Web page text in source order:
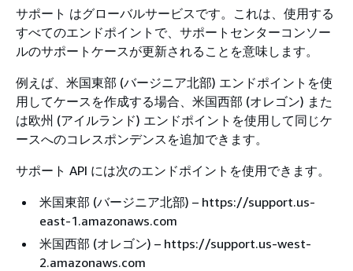
サポート はグローバルサービスです。これは、使用する
すべてのエンドポイントで、サポートセンターコンソー
ルのサポートケースが更新されることを意味します。
例えば、米国東部 (バージニア北部) エンドポイントを使
用してケースを作成する場合、米国西部 (オレゴン) また
は欧州 (アイルランド) エンドポイントを使用して同じケ
ースへのコレスポンデンスを追加できます。
サポート API には次のエンドポイントを使用できます。
米国東部 (バージニア北部) – https://support.us-
east-1.amazonaws.com
米国西部 (オレゴン) – https://support.us-west-
2.amazonaws.com